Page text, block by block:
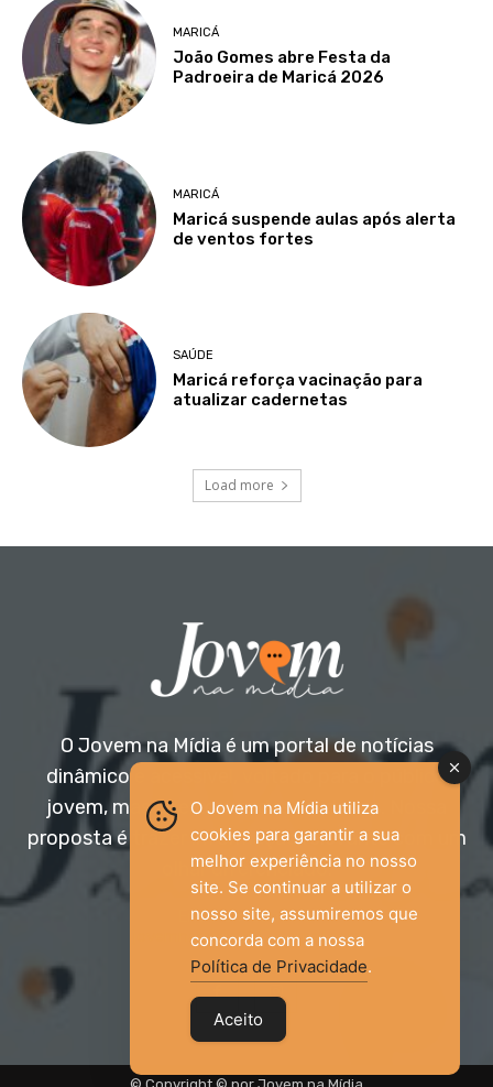
MARICÁ
João Gomes abre Festa da
Padroeira de Maricá 2026
MARICÁ
Maricá suspende aulas após alerta
de ventos fortes
SAÚDE
Maricá reforça vacinação para
atualizar cadernetas
Load more
O Jovem na Mídia é um portal de notícias
dinâmico e acessível, voltado para o público
jovem, mas aberto a todas as idades. Nossa
proposta é trazer informação relevante com um
olhar diferenciado.
Entre em contato:
jovemnamidia2017@gmail.com
O Jovem na Mídia utiliza
cookies para garantir a sua
melhor experiência no nosso
site. Se continuar a utilizar o
nosso site, assumiremos que
concorda com a nossa
Política de Privacidade.
Aceito